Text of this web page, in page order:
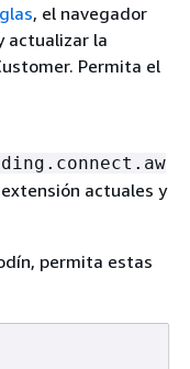
, el navegador
actualizar la
Permita el
actuales y
permita estas